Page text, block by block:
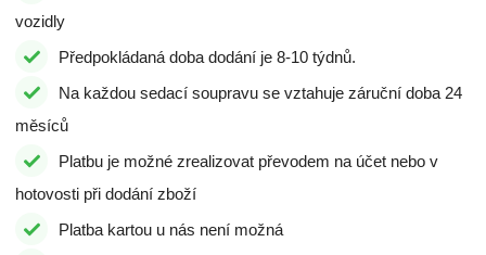
vozidly
Předpokládaná doba dodání je 8-10 týdnů.
Na každou sedací soupravu se vztahuje záruční doba 24
měsíců
Platbu je možné zrealizovat převodem na účet nebo v
hotovosti při dodání zboží
Platba kartou u nás není možná